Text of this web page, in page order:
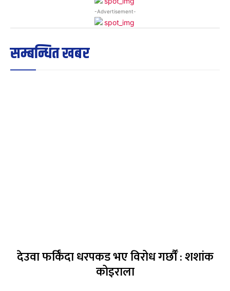
-Advertisement-
सम्बन्धित खबर
देउवा फर्किँदा धरपकड भए विरोध गर्छौँं : शशांक
कोइराला